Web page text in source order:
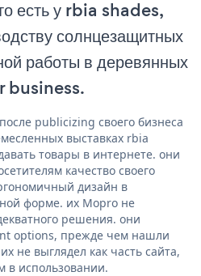
есть у rbia shades,
солнцезащитных
работы в деревянных
business.
publicizing своего бизнеса
выставках rbia
товары в интернете. они
качество своего
дизайн в
форме. их Mopro не
решения. они
options, прежде чем нашли
не выглядел как часть сайта,
использовании.